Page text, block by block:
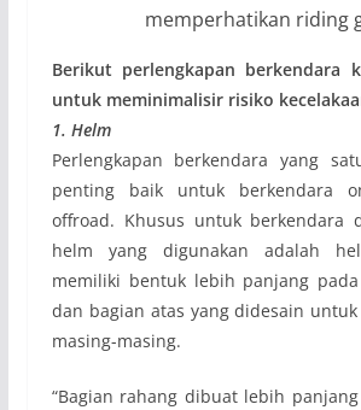
memperhatikan riding
Berikut perlengkapan berkendara
untuk meminimalisir risiko
1. Helm
Perlengkapan berkendara yang
penting baik untuk berkendara
offroad. Khusus untuk berkendara
helm yang digunakan adalah
memiliki bentuk lebih panjang
dan bagian atas yang didesain
masing-masing.
“Bagian rahang dibuat lebih